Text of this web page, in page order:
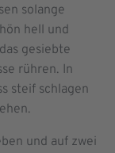
solange
hell und
gesiebte
rühren. In
steif schlagen
und auf zwei